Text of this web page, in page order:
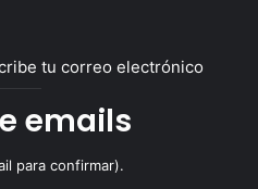
tu correo electrónico
emails
para confirmar).